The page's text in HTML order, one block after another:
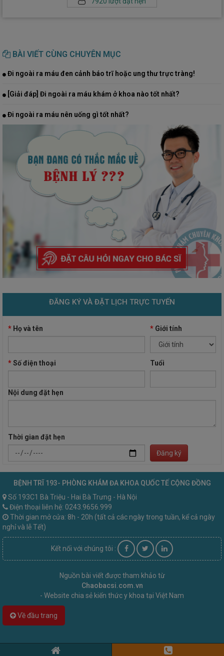
BÀI VIẾT CÙNG CHUYÊN MỤC
Đi ngoài ra máu đen cảnh báo trĩ hoặc ung thư trực tràng!
[Giải đáp] Đi ngoài ra máu khám ở khoa nào tốt nhất?
Đi ngoài ra máu nên uống gì tốt nhất?
ĐĂNG KÝ VÀ ĐẶT LỊCH TRỰC TUYẾN
* Họ và tên *Giới tính
*Số điện thoại Tuổi
Nội dung đặt hẹn
Thời gian đặt hẹn
Đăng ký
BỆNH TRĨ 193- PHÒNG KHÁM ĐA KHOA QUỐC TẾ CỘNG ĐỒNG
Số 193C1 Bà Triệu - Hai Bà Trưng - Hà Nội
Điện thoại liên hệ: 0243.9656.999
Thời gian mở cửa: 8h - 20h (tất cả các ngày trong tuần, kể cả ngày
nghỉ và lễ Tết)
Kết nối với chúng tôi :
Nguồn bài viết được tham khảo từ
Chaobacsi.com.vn
- Website chia sẻ kiến thức y khoa tại Việt Nam
Về đầu trang